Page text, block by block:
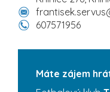
607571956
Máte zájem